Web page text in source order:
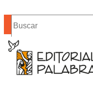
Buscar